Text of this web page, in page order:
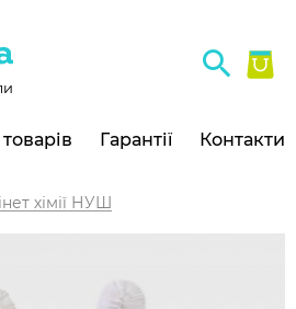
Гарантії Контакти
хімії НУШ